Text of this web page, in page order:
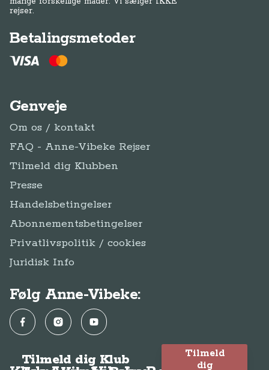
rejser.
Betalingsmetoder
Genveje
Om os / kontakt
FAQ - Anne-Vibeke Rejser
Tilmeld dig Klubben
Presse
Handelsbetingelser
Abonnementsbetingelser
Privatlivspolitik / cookies
Juridisk Info
Følg Anne-Vibeke:
FacebookInstagramYouTube
Tilmeld dig Klub
Tilmeld
dig